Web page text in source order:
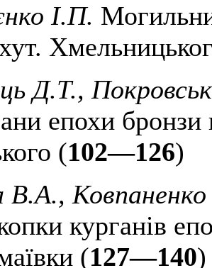
І.П.
Д.Т.,
епохи бронзи
(102—126)
В.А.,
курганів
(127—140)